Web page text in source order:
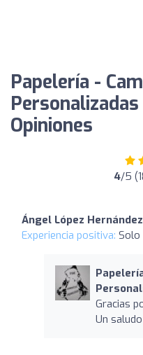
Papelería -
Opiniones
4/5
Ángel López Hernández
Experiencia positiva: Solo
Gracias
Un saludo